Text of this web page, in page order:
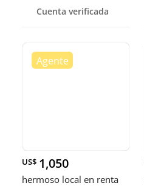
Cuenta verificada
US$ 1,050
hermoso local en renta